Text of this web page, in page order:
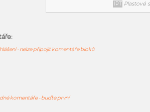
- nelze připojit komentáře bloků
komentáře - buďte první